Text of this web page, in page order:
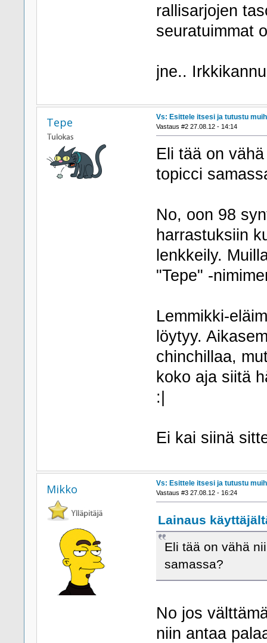
rallisarjojen
seuratuimmat
jne..
Tepe Vs: Esittele itsesi ja tutustu
Vastaus #2 27.08.12 - 14:14
Eli tää on
topicci
No, oon 98
harrastuksiin
lenkkeily.
"Tepe" -
Lemmikki-
löytyy.
chinchillaa,
koko aja siitä
:|
Ei kai siinä
Mikko Vs: Esittele itsesi ja tutustu
Vastaus #3 27.08.12 - 16:24
Lainaus
Eli tää on vähä
samassa?
No jos
niin antaa